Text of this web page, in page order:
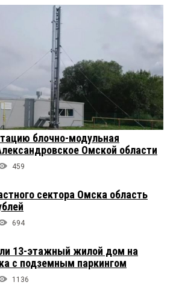
блочно-модульная
Омской области
459
сектора Омска область
694
13-этажный жилой дом на
с подземным паркингом
1136